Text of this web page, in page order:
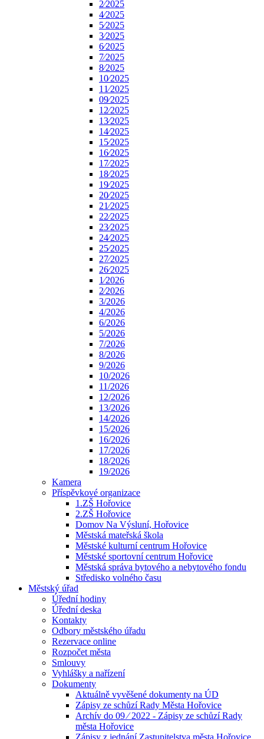
2⁄2025
4⁄2025
5⁄2025
3⁄2025
6⁄2025
7⁄2025
8⁄2025
10⁄2025
11⁄2025
09⁄2025
12⁄2025
13⁄2025
14⁄2025
15⁄2025
16⁄2025
17⁄2025
18⁄2025
19⁄2025
20⁄2025
21⁄2025
22⁄2025
23⁄2025
24⁄2025
25⁄2025
27⁄2025
26⁄2025
1⁄2026
2⁄2026
3/2026
4/2026
6/2026
5/2026
7/2026
8/2026
9/2026
10/2026
11/2026
12/2026
13/2026
14/2026
15/2026
16/2026
17/2026
18/2026
19/2026
Kamera
Příspěvkové organizace
1.ZŠ Hořovice
2.ZŠ Hořovice
Domov Na Výsluní, Hořovice
Městská mateřská škola
Městské kulturní centrum Hořovice
Městské sportovní centrum Hořovice
Městská správa bytového a nebytového fondu
Středisko volného času
Městský úřad
Úřední hodiny
Úřední deska
Kontakty
Odbory městského úřadu
Rezervace online
Rozpočet města
Smlouvy
Vyhlášky a nařízení
Dokumenty
Aktuálně vyvěšené dokumenty na ÚD
Zápisy ze schůzí Rady Města Hořovice
Archív do 09 ⁄ 2022 - Zápisy ze schůzí Rady
města Hořovice
Zápisy z jednání Zastupitelstva města Hořovice